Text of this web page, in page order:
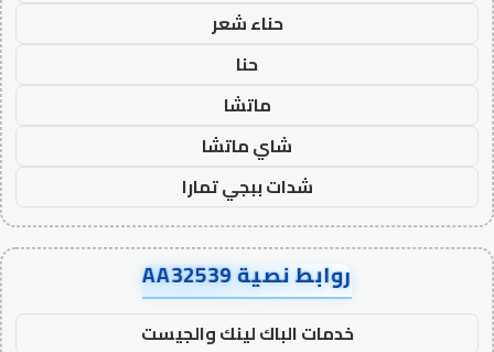
حناء شعر
حنا
ماتشا
شاي ماتشا
شدات ببجي تمارا
روابط نصية AA32539
خدمات الباك لينك والجيست